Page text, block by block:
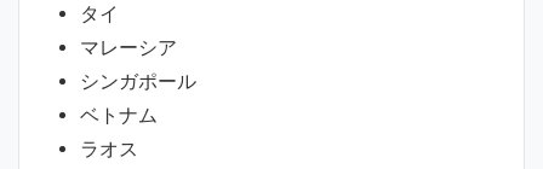
タイ
マレーシア
シンガポール
ベトナム
ラオス